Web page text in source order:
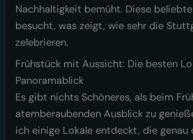
Nachhaltigkeit bemüht. Diese
besucht, was zeigt, wie sehr die
zelebrieren.
Frühstück mit Aussicht: Die besten
Panoramablick
Es gibt nichts Schöneres, als beim
atemberaubenden Ausblick zu
ich einige Lokale entdeckt, die genau